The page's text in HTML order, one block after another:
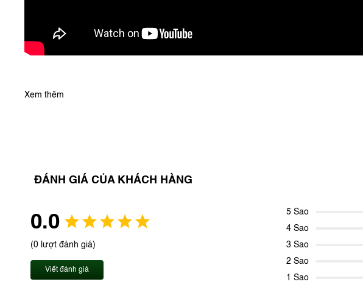
Xem thêm
ĐÁNH GIÁ CỦA KHÁCH HÀNG
0.0
(0 lượt đánh giá)
Viết đánh giá
5 Sao
4 Sao
3 Sao
2 Sao
1 Sao